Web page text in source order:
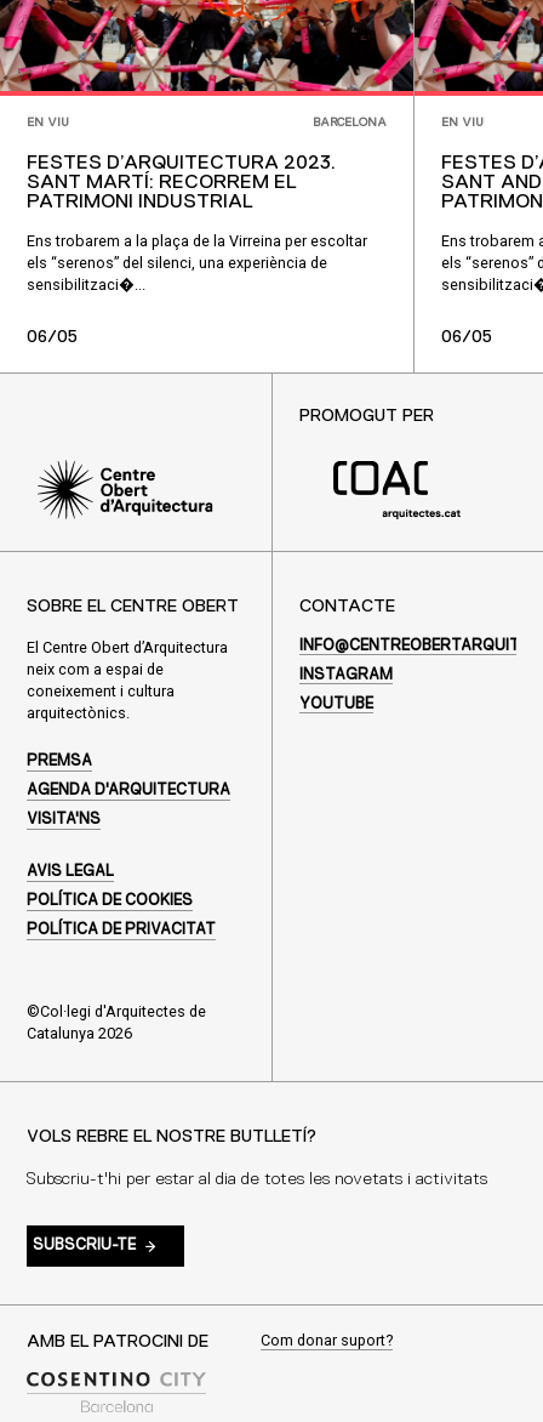
EN VIU BARCELONA
FESTES D’ARQUITECTURA 2023.
SANT MARTÍ: RECORREM EL
PATRIMONI INDUSTRIAL
Ens trobarem a la plaça de la Virreina per escoltar
els “serenos” del silenci, una experiència de
sensibilitzaci�...
06/05
EN VIU
FESTES
SANT
Ens trobarem
els “serenos”
06/05
PROMOGUT PER
SOBRE EL CENTRE OBERT
El Centre Obert d’Arquitectura
neix com a espai de
coneixement i cultura
arquitectònics.
PREMSA
AGENDA D'ARQUITECTURA
VISITA'NS
AVIS LEGAL
POLÍTICA DE COOKIES
POLÍTICA DE PRIVACITAT
©Col·legi d'Arquitectes de
Catalunya 2026
CONTACTE
INSTAGRAM
YOUTUBE
VOLS REBRE EL NOSTRE BUTLLETÍ?
Subscriu-t'hi per estar al dia de totes les novetats i activitats
SUBSCRIU-TE
AMB EL PATROCINI DE Com donar suport?